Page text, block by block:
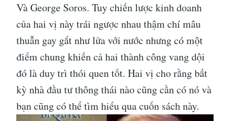
Và George Soros. Tuy chiến lược kinh doanh
của hai vị này trái ngược nhau thậm chí mâu
thuẫn gay gắt như lửa với nước nhưng có một
điểm chung khiến cả hai thành công vang dội
đó là duy trì thói quen tốt. Hai vị cho rằng bất
kỳ nhà đầu tư thông thái nào cũng cần có nó và
bạn cũng có thể tìm hiểu qua cuốn sách này.